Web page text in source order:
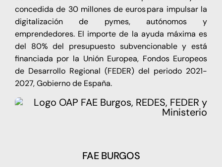
concedida de 30 millones de euros para impulsar la
digitalización de pymes, autónomos y
emprendedores. El importe de la ayuda máxima es
del 80% del presupuesto subvencionable y está
financiada por la Unión Europea, Fondos Europeos
de Desarrollo Regional (FEDER) del periodo 2021-
2027, Gobierno de España.
FAE BURGOS